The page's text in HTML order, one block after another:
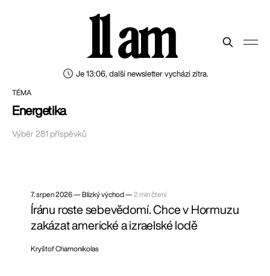
Je 13:06, další newsletter vychází zítra.
11 am
TÉMA
Energetika
Výběr 281 příspěvků
7. srpen 2026— Blízký východ — 2 min čtení
Íránu roste sebevědomí. Chce v Hormuzu
zakázat americké a izraelské lodě
Kryštof Chamonikolas